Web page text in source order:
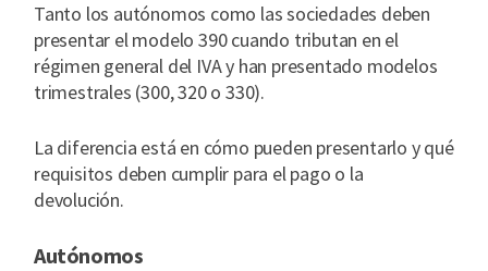
Tanto los autónomos como las sociedades deben
presentar el modelo 390 cuando tributan en el
régimen general del IVA y han presentado modelos
trimestrales (300, 320 o 330).
La diferencia está en cómo pueden presentarlo y qué
requisitos deben cumplir para el pago o la
devolución.
Autónomos